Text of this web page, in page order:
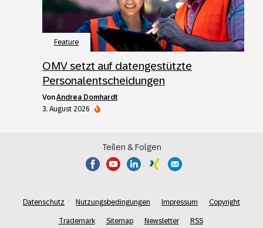
Feature
OMV setzt auf datengestützte
Personalentscheidungen
vonAndrea Domhardt
3. August 2026
Teilen & Folgen
Datenschutz Nutzungsbedingungen Impressum Copyright
Trademark Sitemap Newsletter RSS